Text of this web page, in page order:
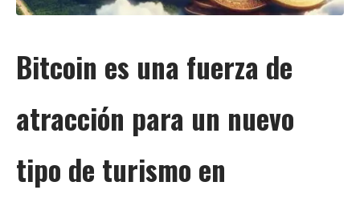
Bitcoin es una fuerza de
atracción para un nuevo
tipo de turismo en